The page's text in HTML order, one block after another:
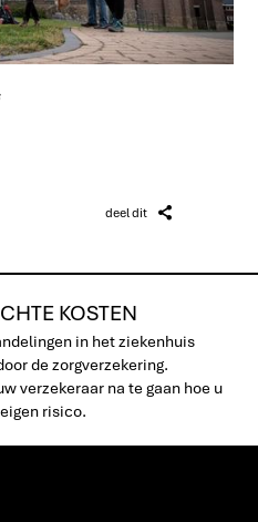
deel dit Z
KOSTEN
in het ziekenhuis
de zorgverzekering.
verzekeraar na te gaan hoe u
risico.